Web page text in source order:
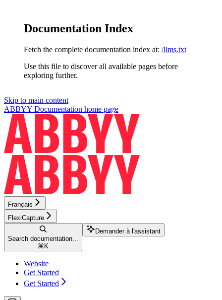
Documentation Index
Fetch the complete documentation index at: /llms.txt
Use this file to discover all available pages before
exploring further.
Skip to main content
ABBYY Documentation home page
Français
FlexiCapture
Search documentation...
⌘ K
Demander à l'assistant
Website
Get Started
Get Started